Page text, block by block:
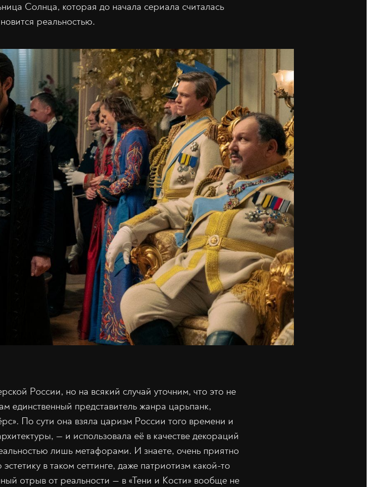
Солнца, которая до начала сериала считалась
реальностью.
России, но на всякий случай уточним, что это не
единственный представитель жанра царьпанк,
По сути она взяла царизм России того времени и
— и использовала её в качестве декораций
лишь метафорами. И знаете, очень приятно
в таком сеттинге, даже патриотизм какой-то
отрыв от реальности — в «Тени и Кости» вообще не